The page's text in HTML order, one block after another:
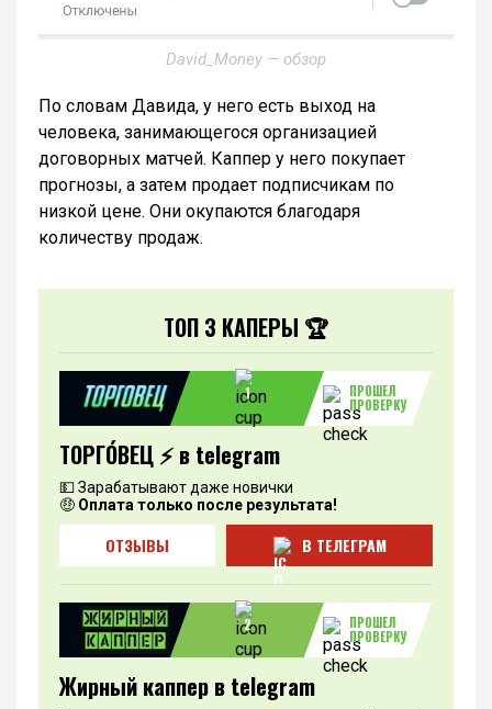
David_Money — обзор
По словам Давида, у него есть выход на
человека, занимающегося организацией
договорных матчей. Каппер у него покупает
прогнозы, а затем продает подписчикам по
низкой цене. Они окупаются благодаря
количеству продаж.
ТОП 3 КАПЕРЫ 🏆
1
ПРОШЕЛ
ПРОВЕРКУ
ТОРГО́ВЕЦ ⚡️ в telegram
💵 Зарабатывают даже новички
🤑 Оплата только после результата!
ОТЗЫВЫ В ТЕЛЕГРАМ
2
ПРОШЕЛ
ПРОВЕРКУ
Жирный каппер в telegram